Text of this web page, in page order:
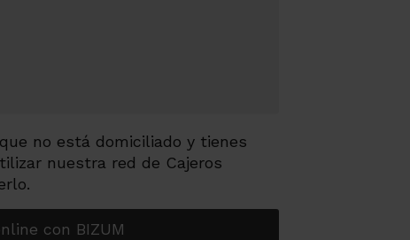
no está domiciliado y tienes
nuestra red de Cajeros
con BIZUM